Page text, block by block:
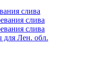
слива
слива
слива
для Лен. обл.